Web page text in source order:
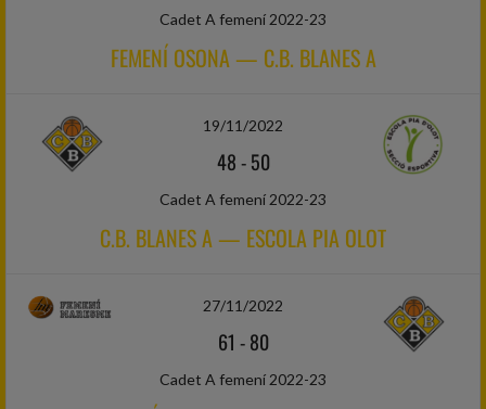
Cadet A femení 2022-23
FEMENÍ OSONA — C.B. BLANES A
19/11/2022
48-50
Cadet A femení 2022-23
C.B. BLANES A — ESCOLA PIA OLOT
27/11/2022
61 -80
Cadet A femení 2022-23